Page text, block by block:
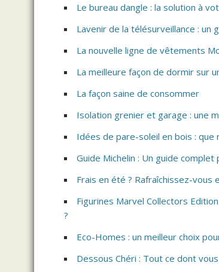
Le bureau dangle : la solution à
Lavenir de la télésurveillance :
La nouvelle ligne de vêtements
La meilleure façon de dormir sur
La façon saine de consommer
Isolation grenier et garage : une
Idées de pare-soleil en bois :
Guide Michelin : Un guide
Frais en été ? Rafraîchissez-vous
Figurines Marvel Collectors
?
Eco-Homes : un meilleur choix
Dessous Chéri : Tout ce dont